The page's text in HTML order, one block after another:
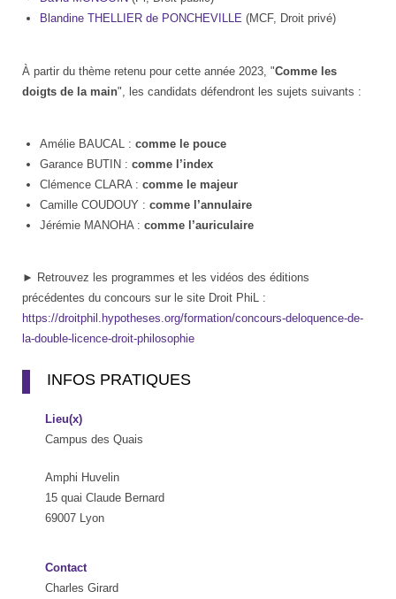
Blandine THELLIER de PONCHEVILLE (MCF, Droit privé)
À partir du thème retenu pour cette année 2023, "Comme les
doigts de la main", les candidats défendront les sujets suivants :
Amélie BAUCAL : comme le pouce
Garance BUTIN : comme l’index
Clémence CLARA : comme le majeur
Camille COUDOUY : comme l’annulaire
Jérémie MANOHA : comme l’auriculaire
► Retrouvez les programmes et les vidéos des éditions
précédentes du concours sur le site Droit PhiL :
https://droitphil.hypotheses.org/formation/concours-deloquence-de-
la-double-licence-droit-philosophie
INFOS PRATIQUES
Lieu(x)
Campus des Quais
Amphi Huvelin
15 quai Claude Bernard
69007 Lyon
Contact
Charles Girard